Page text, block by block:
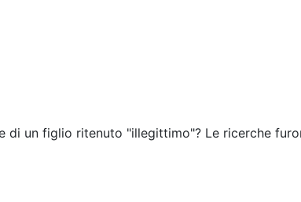
un figlio ritenuto "illegittimo"? Le ricerche